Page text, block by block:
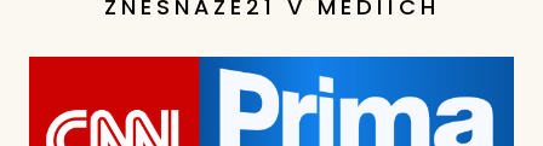
ZNESNÁZE21 V MÉDIÍCH